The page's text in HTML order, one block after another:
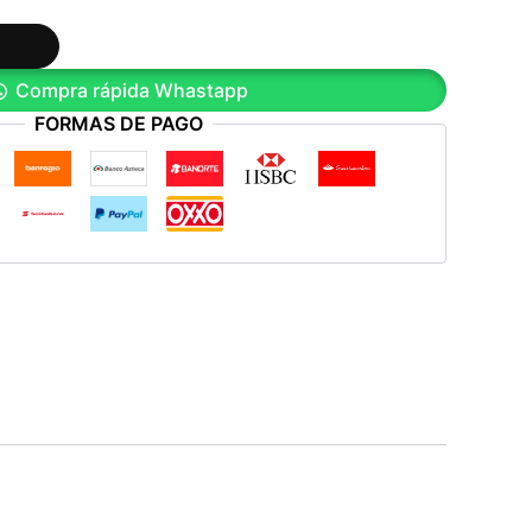
Compra rápida Whastapp
FORMAS DE PAGO